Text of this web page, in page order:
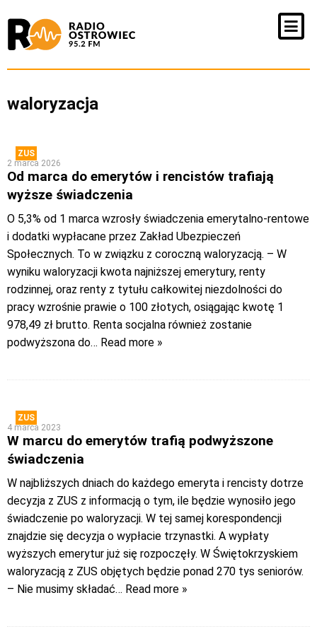
waloryzacja
ZUS
2 marca 2026
Od marca do emerytów i rencistów trafiają
wyższe świadczenia
O 5,3% od 1 marca wzrosły świadczenia emerytalno-rentowe
i dodatki wypłacane przez Zakład Ubezpieczeń
Społecznych. To w związku z coroczną waloryzacją. – W
wyniku waloryzacji kwota najniższej emerytury, renty
rodzinnej, oraz renty z tytułu całkowitej niezdolności do
pracy wzrośnie prawie o 100 złotych, osiągając kwotę 1
978,49 zł brutto. Renta socjalna również zostanie
podwyższona do… Read more »
ZUS
4 marca 2023
W marcu do emerytów trafią podwyższone
świadczenia
W najbliższych dniach do każdego emeryta i rencisty dotrze
decyzja z ZUS z informacją o tym, ile będzie wynosiło jego
świadczenie po waloryzacji. W tej samej korespondencji
znajdzie się decyzja o wypłacie trzynastki. A wypłaty
wyższych emerytur już się rozpoczęły. W Świętokrzyskiem
waloryzacją z ZUS objętych będzie ponad 270 tys seniorów.
– Nie musimy składać… Read more »